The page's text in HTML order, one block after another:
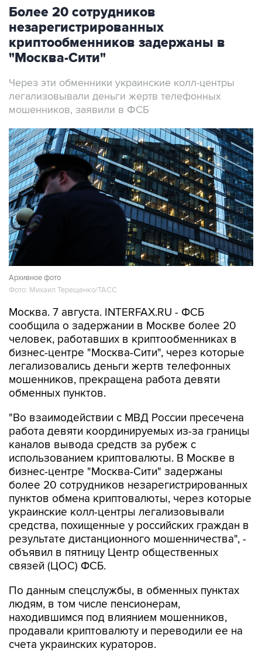
Более 20 сотрудников
незарегистрированных
криптообменников задержаны в
"Москва-Сити"
Через эти обменники украинские колл-центры
легализовывали деньги жертв телефонных
мошенников, заявили в ФСБ
Архивное фото
Фото: Михаил Терещенко/ТАСС
Москва. 7 августа. INTERFAX.RU - ФСБ
сообщила о задержании в Москве более 20
человек, работавших в криптообменниках в
бизнес-центре "Москва-Сити", через которые
легализовались деньги жертв телефонных
мошенников, прекращена работа девяти
обменных пунктов.
"Во взаимодействии с МВД России пресечена
работа девяти координируемых из-за границы
каналов вывода средств за рубеж с
использованием криптовалюты. В Москве в
бизнес-центре "Москва-Сити" задержаны
более 20 сотрудников незарегистрированных
пунктов обмена криптовалюты, через которые
украинские колл-центры легализовывали
средства, похищенные у российских граждан в
результате дистанционного мошенничества", -
объявил в пятницу Центр общественных
связей (ЦОС) ФСБ.
По данным спецслужбы, в обменных пунктах
людям, в том числе пенсионерам,
находившимся под влиянием мошенников,
продавали криптовалюту и переводили ее на
счета украинских кураторов.